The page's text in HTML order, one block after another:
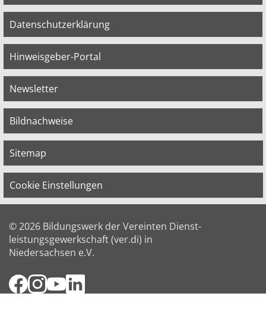
Datenschutzerklärung
Hinweisgeber-Portal
Newsletter
Bildnachweise
Sitemap
Cookie Einstellungen
© 2026 Bildungswerk der Vereinten Dienst­
leis­tungs­ge­werk­schaft (ver.di) in
Niedersachsen e.V.
Facebook
Instagram
YouTube